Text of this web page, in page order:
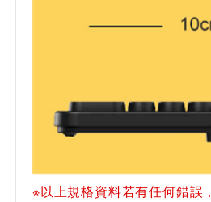
※以上規格資料若有任何錯誤